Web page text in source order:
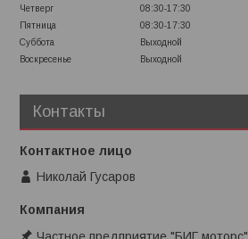
Четверг
08:30-17:30
Пятница
08:30-17:30
Суббота
Выходной
Воскресенье
Выходной
Контакты
Николай Гусаров
Частное предприятие "БИГ моторс"